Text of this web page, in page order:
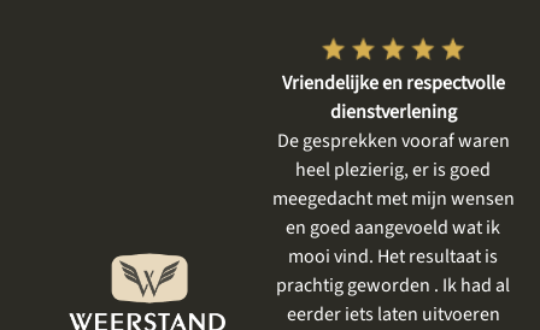
was prachtig.
Vriendelijke en respectvolle
dienstverlening
De gesprekken vooraf waren
heel plezierig, er is goed
meegedacht met mijn wensen
en goed aangevoeld wat ik
mooi vind. Het resultaat is
prachtig geworden . Ik had al
eerder iets laten uitvoeren
Goed,
Wij zijn zeker
eerste
was tijd voor
haar verhaal,
en
wensen.
meegedacht